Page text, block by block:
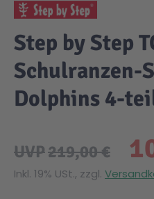
Step by Step
Schulranzen-
Dolphins 4-
UVP219,00 €
Inkl. 19% USt., zzgl.